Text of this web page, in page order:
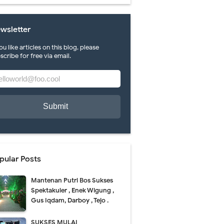
karya di FLS 2 N Pacitan.
mlepuh..puh..
like articles on this blog, please
for free via email.
Posts
Mantenan Putri Bos Sukses
Spektakuler , Enek Wigung ,
Gus Iqdam, Darboy , Tejo .
SUKSES MULAI